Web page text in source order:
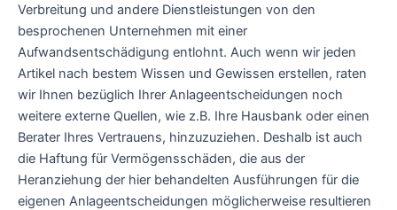
Verbreitung und andere Dienstleistungen von den
besprochenen Unternehmen mit einer
Aufwandsentschädigung entlohnt. Auch wenn wir jeden
Artikel nach bestem Wissen und Gewissen erstellen, raten
wir Ihnen bezüglich Ihrer Anlageentscheidungen noch
weitere externe Quellen, wie z.B. Ihre Hausbank oder einen
Berater Ihres Vertrauens, hinzuzuziehen. Deshalb ist auch
die Haftung für Vermögensschäden, die aus der
Heranziehung der hier behandelten Ausführungen für die
eigenen Anlageentscheidungen möglicherweise resultieren